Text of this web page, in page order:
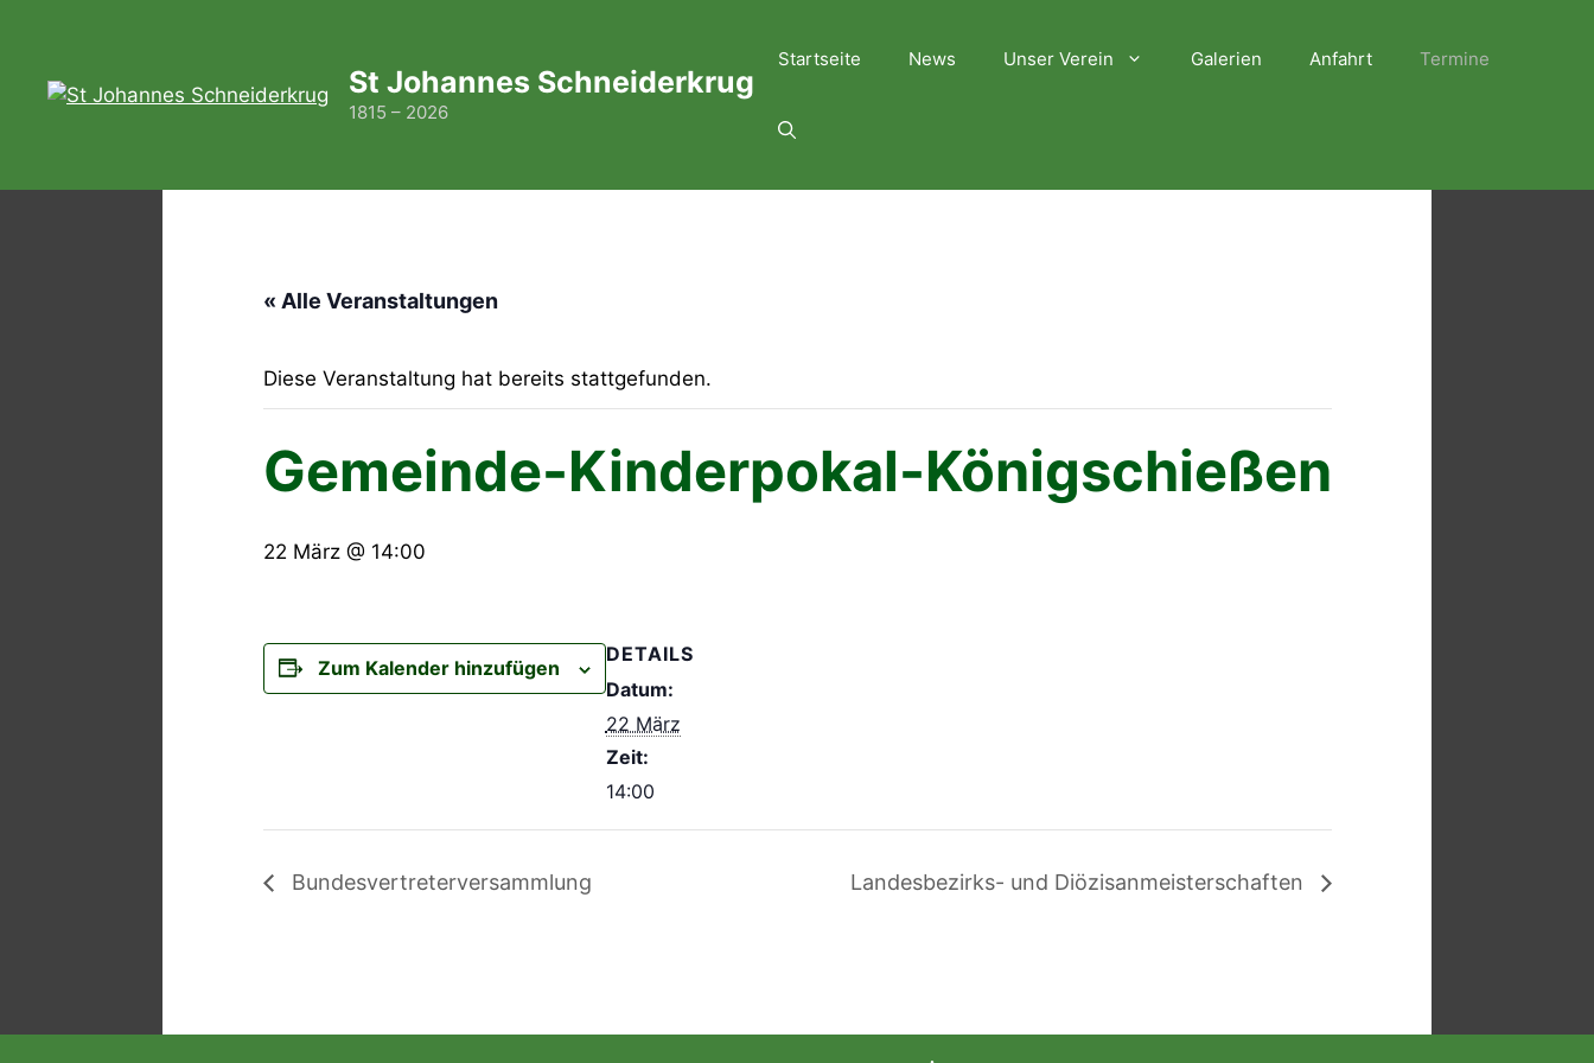
St Johannes Schneiderkrug
1815 – 2026
Startseite News Unser Verein Galerien Anfahrt Termine
« Alle Veranstaltungen
Diese Veranstaltung hat bereits stattgefunden.
Gemeinde-Kinderpokal-Königschießen
22 März @ 14:00
Zum Kalender hinzufügen
DETAILS
Datum:
22 März
Zeit:
14:00
Bundesvertreterversammlung Landesbezirks- und Diözisanmeisterschaften